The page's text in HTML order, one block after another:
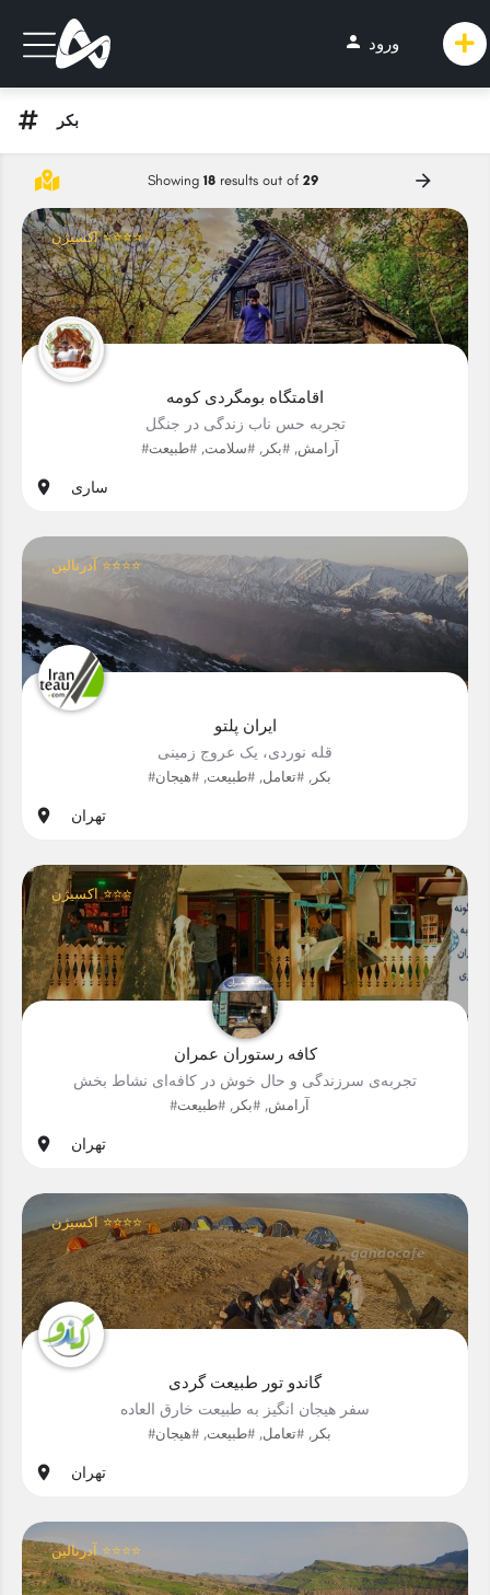
person ورود
بکر
Showing 18results out of 29
اقامتگاه بومگردی کومه
تجربه حس ناب زندگی در جنگل
#آرامش, #بکر, #سلامت, #طبیعت
اکسیژن ⭐⭐⭐⭐
ساری
ایران پلتو
قله نوردی، یک عروج زمینی
#بکر, #تعامل, #طبیعت, #هیجان
آدرنالین ⭐⭐⭐⭐
تهران
کافه رستوران عمران
تجربه‌ی سرزندگی و حال خوش در کافه‌ای نشاط بخش
#آرامش, #بکر, #طبیعت
اکسیژن ⭐⭐⭐
تهران
گاندو تور طبیعت گردی
سفر هیجان انگیز به طبیعت خارق العاده
#بکر, #تعامل, #طبیعت, #هیجان
اکسیژن ⭐⭐⭐⭐
تهران
آدرنالین ⭐⭐⭐⭐